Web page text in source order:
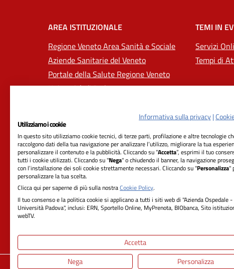
AREA ISTITUZIONALE
Regione Veneto Area Sanità e Sociale
Aziende Sanitarie del Veneto
Portale della Salute Regione Veneto
Università di Padova
TEMI IN
Servizi
Tempi di
RIFERIMENTI
Azienda Ospedale-Università Padova
Sede Legale:
Cod. ISTAT 050901 - Cod. Fisc. 00349040287
Informativa sulla privacy|
Utilizziamo i cookie
In questo sito utilizziamo cookie tecnici, di terze parti, profilazione e altre tecnologie
raccolgono dati della tua navigazione per analizzare l’utilizzo, migliorare la tua
personalizzare il contenuto e la pubblicità. Cliccando su “Accetta”, esprimi il tuo
tutti i cookie utilizzati. Cliccando su "Nega" o chiudendo il banner, la navigazione
con l’installazione dei soli cookie strettamente necessari. Cliccando su "Personalizza"
personalizzare la tua scelta.
Clicca qui per saperne di più sulla nostraCookie Policy.
Il tuo consenso e la politica cookie si applicano a tutti i siti web di "Azienda Ospedale -
Università Padova", inclusi: ERN, Sportello Online, MyPrenota, BIObanca, Sito
webTV.
Accetta
Nega
Personalizza